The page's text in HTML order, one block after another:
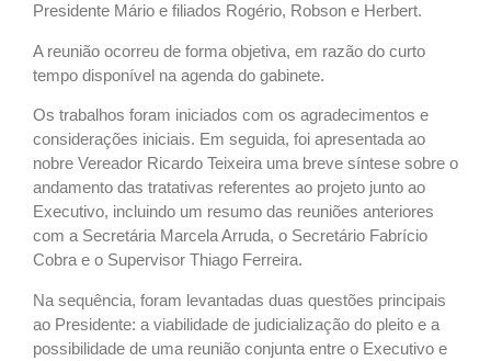
Presidente Mário e filiados Rogério, Robson e Herbert.
A reunião ocorreu de forma objetiva, em razão do curto
tempo disponível na agenda do gabinete.
Os trabalhos foram iniciados com os agradecimentos e
considerações iniciais. Em seguida, foi apresentada ao
nobre Vereador Ricardo Teixeira uma breve síntese sobre o
andamento das tratativas referentes ao projeto junto ao
Executivo, incluindo um resumo das reuniões anteriores
com a Secretária Marcela Arruda, o Secretário Fabrício
Cobra e o Supervisor Thiago Ferreira.
Na sequência, foram levantadas duas questões principais
ao Presidente: a viabilidade de judicialização do pleito e a
possibilidade de uma reunião conjunta entre o Executivo e